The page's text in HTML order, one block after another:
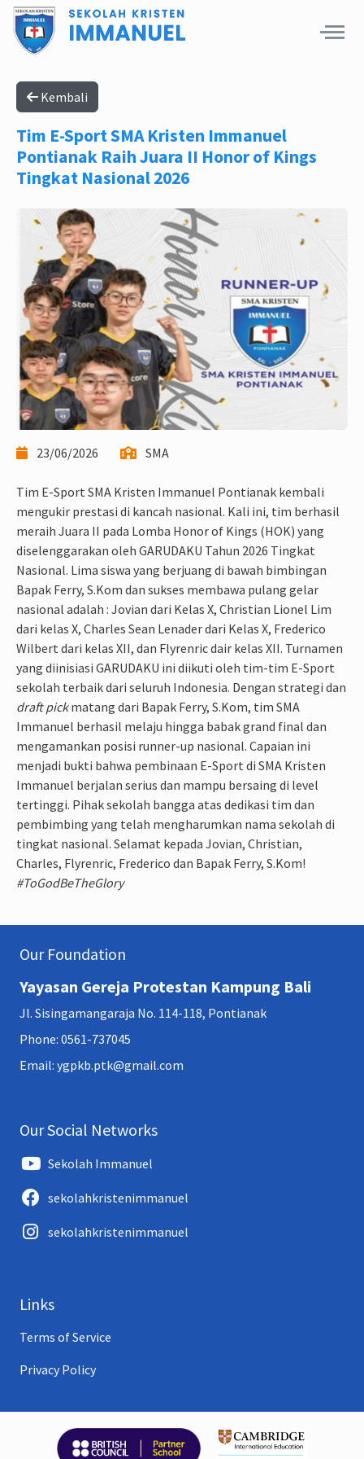
Kembali
Tim E-Sport SMA Kristen Immanuel
Pontianak Raih Juara II Honor of Kings
Tingkat Nasional 2026
23/06/2026 SMA
Tim E-Sport SMA Kristen Immanuel Pontianak kembali
mengukir prestasi di kancah nasional. Kali ini, tim berhasil
meraih Juara II pada Lomba Honor of Kings (HOK) yang
diselenggarakan oleh GARUDAKU Tahun 2026 Tingkat
Nasional. Lima siswa yang berjuang di bawah bimbingan
Bapak Ferry, S.Kom dan sukses membawa pulang gelar
nasional adalah : Jovian dari Kelas X, Christian Lionel Lim
dari kelas X, Charles Sean Lenader dari Kelas X, Frederico
Wilbert dari kelas XII, dan Flyrenric dair kelas XII. Turnamen
yang diinisiasi GARUDAKU ini diikuti oleh tim-tim E-Sport
sekolah terbaik dari seluruh Indonesia. Dengan strategi dan
draft pickmatang dari Bapak Ferry, S.Kom, tim SMA
Immanuel berhasil melaju hingga babak grand final dan
mengamankan posisi runner-up nasional. Capaian ini
menjadi bukti bahwa pembinaan E-Sport di SMA Kristen
Immanuel berjalan serius dan mampu bersaing di level
tertinggi. Pihak sekolah bangga atas dedikasi tim dan
pembimbing yang telah mengharumkan nama sekolah di
tingkat nasional. Selamat kepada Jovian, Christian,
Charles, Flyrenric, Frederico dan Bapak Ferry, S.Kom!
#ToGodBeTheGlory
Our Foundation
Yayasan Gereja Protestan Kampung Bali
Jl. Sisingamangaraja No. 114-118, Pontianak
Phone: 0561-737045
Email: ygpkb.ptk@gmail.com
Our Social Networks
Sekolah Immanuel
sekolahkristenimmanuel
sekolahkristenimmanuel
Links
Terms of Service
Privacy Policy